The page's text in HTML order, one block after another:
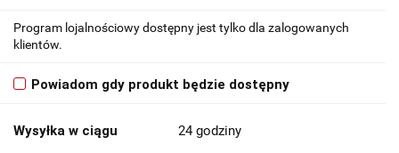
Program lojalnościowy dostępny jest tylko dla zalogowanych
klientów.
Powiadom gdy produkt będzie dostępny
Wysyłka w ciągu 24 godziny